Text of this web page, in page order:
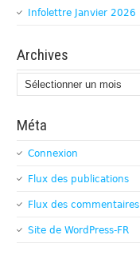
Infolettre Janvier 2026
Archives
Archives
Méta
Connexion
Flux des publications
Flux des commentaires
Site de WordPress-FR